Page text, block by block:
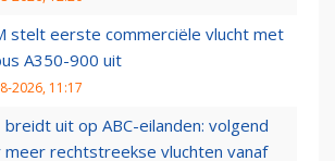
stelt eerste commerciële vlucht met
A350-900 uit
2026, 11:17
breidt uit op ABC-eilanden: volgend
meer rechtstreekse vluchten vanaf